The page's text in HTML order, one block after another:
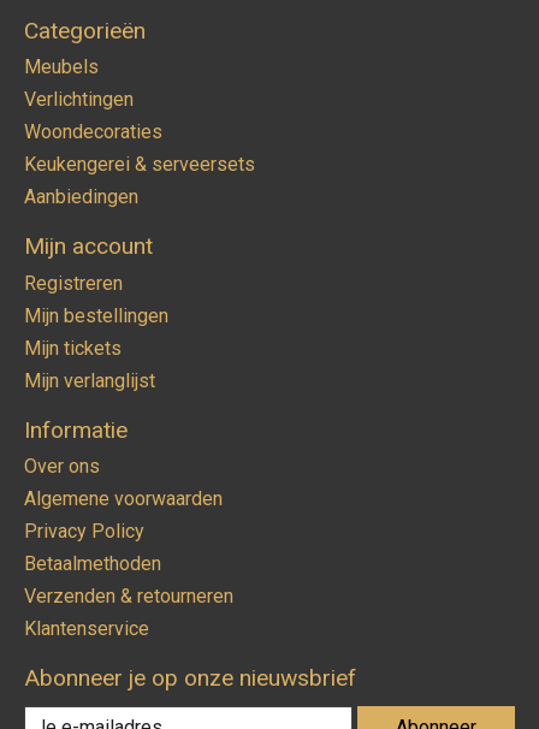
Categorieën
Meubels
Verlichtingen
Woondecoraties
Keukengerei & serveersets
Aanbiedingen
Mijn account
Registreren
Mijn bestellingen
Mijn tickets
Mijn verlanglijst
Informatie
Over ons
Algemene voorwaarden
Privacy Policy
Betaalmethoden
Verzenden & retourneren
Klantenservice
Abonneer je op onze nieuwsbrief